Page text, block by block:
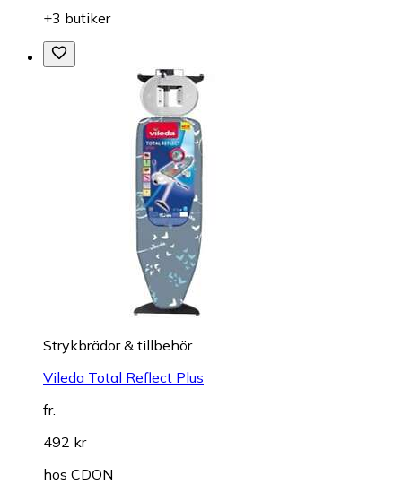
+3 butiker
Strykbrädor & tillbehör
Vileda Total Reflect Plus
fr.
492 kr
hos CDON